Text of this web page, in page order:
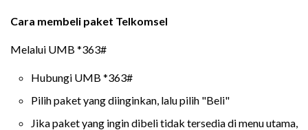
Cara membeli paket Telkomsel
Melalui UMB *363#
Hubungi UMB *363#
Pilih paket yang diinginkan, lalu pilih "Beli"
Jika paket yang ingin dibeli tidak tersedia di menu utama,